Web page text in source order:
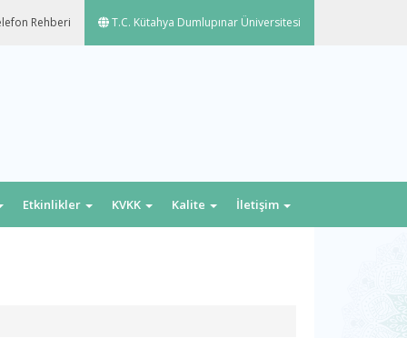
Rehberi T.C. Kütahya Dumlupınar Üniversitesi
Etkinlikler KVKK Kalite İletişim